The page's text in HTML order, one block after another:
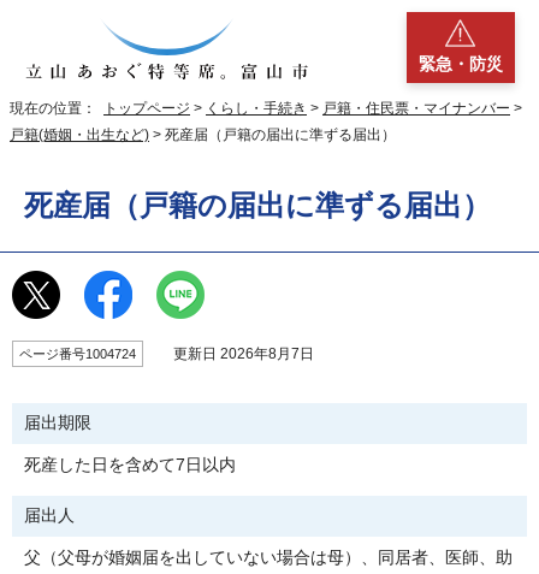
緊急・防災
現在の位置： トップページ > くらし・手続き > 戸籍・住民票・マイナンバー >
戸籍(婚姻・出生など) > 死産届（戸籍の届出に準ずる届出）
死産届（戸籍の届出に準ずる届出）
ページ番号1004724 更新日 2026年8月7日
届出期限
死産した日を含めて7日以内
届出人
父（父母が婚姻届を出していない場合は母）、同居者、医師、助